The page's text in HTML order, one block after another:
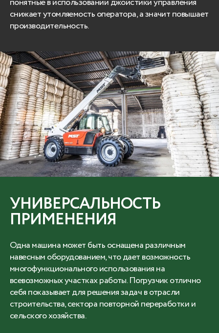
снижает утомляемость оператора, а значит повышает
производительность.
УНИВЕРСАЛЬНОСТЬ
ПРИМЕНЕНИЯ
Одна машина может быть оснащена различным
навесным оборудованием, что дает возможность
многофункционального использования на
всевозможных участках работы. Погрузчик отлично
себя показывает для решения задач в отрасли
строительства, сектора повторной переработки и
сельского хозяйства.